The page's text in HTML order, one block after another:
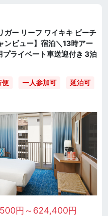
ー リーフ ワイキキ ビーチ
ンビュー】宿泊＼13時アー
プライベート車送迎付き 3泊
便 一人参加可 延泊可
円～624,400円